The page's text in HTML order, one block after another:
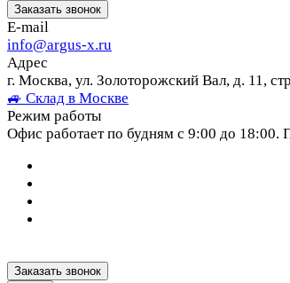
Заказать звонок
E-mail
info@argus-x.ru
Адрес
г. Москва, ул. Золоторожский Вал, д. 11,
🚙 Склад в Москве
Режим работы
Офис работает по будням с 9:00 до 18:00.
Заказать звонок